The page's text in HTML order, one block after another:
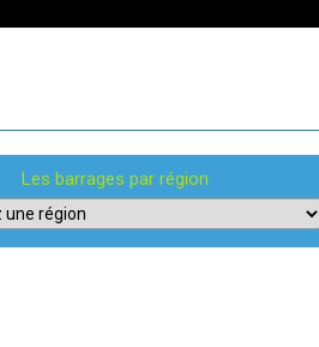
Les barrages par région